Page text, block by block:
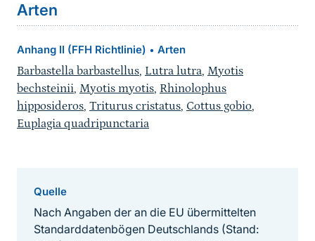
Arten
Anhang II (FFH Richtlinie) • Arten
Barbastella barbastellus, Lutra lutra, Myotis
bechsteinii, Myotis myotis, Rhinolophus
hipposideros, Triturus cristatus, Cottus gobio,
Euplagia quadripunctaria
Quelle
Nach Angaben der an die EU übermittelten
Standarddatenbögen Deutschlands (Stand: